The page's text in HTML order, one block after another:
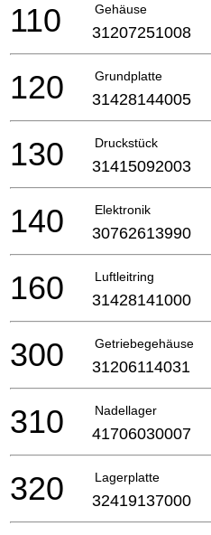
Gehäuse
110 31207251008
Grundplatte
120 31428144005
Druckstück
130 31415092003
Elektronik
140 30762613990
Luftleitring
160 31428141000
Getriebegehäuse
300 31206114031
Nadellager
310 41706030007
Lagerplatte
320 32419137000